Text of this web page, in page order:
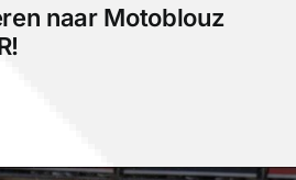
naar Motoblouz